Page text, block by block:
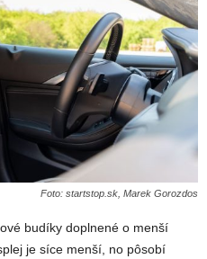
Foto: startstop.sk, Marek Gorozdos
budíky doplnené o menší
je síce menší, no pôsobí